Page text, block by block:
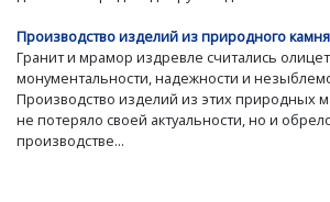
Производство изделий из природного камня
Гранит и мрамор издревле считались
монументальности, надежности и
Производство изделий из этих природных
не потеряло своей актуальности, но и
производстве...